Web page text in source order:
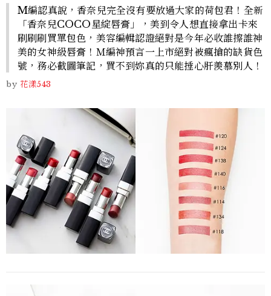
M編認真說，香奈兒完全沒有要放過大家的荷包君！全新
「香奈兒COCO星綻唇膏」，美到令人想直接拿出卡來
刷刷刷買單包色，美容編輯認證絕對是今年必收誰擦誰神
美的女神級唇膏！Ｍ編神預言一上市絕對被瘋搶的缺貨色
號，務必截圖筆記，買不到妳真的只能捶心肝羨慕別人！
by 花漾543